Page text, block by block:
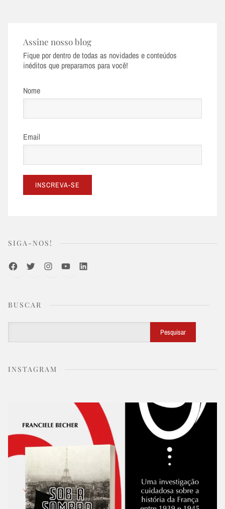
Assine nosso blog
Fique por dentro de todas as novidades e conteúdos
inéditos que preparamos para você!
Nome
Email
SIGA-NOS!
FacebookTwitterInstagramYoutubeLinkedIn
BUSCAR
Pesquisar
INSTAGRAM